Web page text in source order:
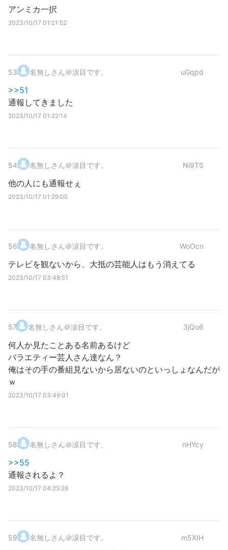
アンミカ一択
2023/10/17 01:21:52
53. 名無しさん＠涙目です。 uGqpd
>>51
通報してきました
2023/10/17 01:22:14
54. 名無しさん＠涙目です。 Ni9TS
他の人にも通報せぇ
2023/10/17 01:29:05
56. 名無しさん＠涙目です。 WoOcn
テレビを観ないから、大抵の芸能人はもう消えてる
2023/10/17 03:48:51
57. 名無しさん＠涙目です。 3jQo6
何人か見たことある名前あるけど
バラエティー芸人さん達なん？
俺はその手の番組見ないから居ないのといっしょなんだが
ｗ
2023/10/17 03:49:01
58. 名無しさん＠涙目です。 nHYcy
>>55
通報されるよ？
2023/10/17 04:25:26
59. 名無しさん＠涙目です。 m5XIH